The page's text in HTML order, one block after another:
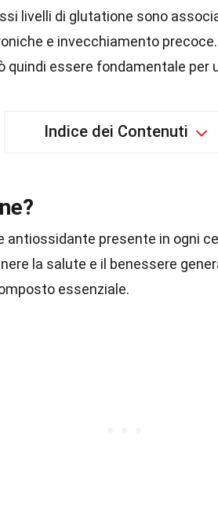
livelli di glutatione sono
e invecchiamento
essere fondamentale per
Indice dei Contenuti
antiossidante presente in ogni
la salute e il benessere
essenziale.